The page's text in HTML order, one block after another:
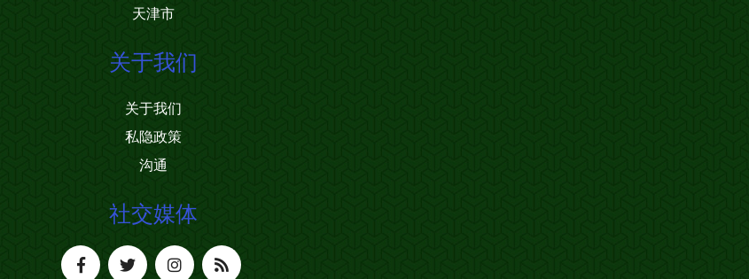
天津市
关于我们
关于我们
私隐政策
沟通
社交媒体